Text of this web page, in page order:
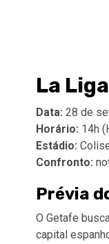
La
Data: 28 de
Horário: 14h
Estádio:
Confronto:
Prévia
O Getafe
capital